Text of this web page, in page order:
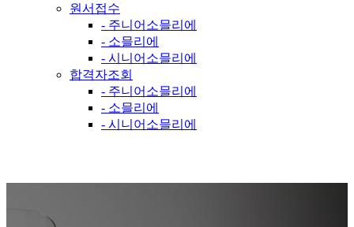
원서접수
- 주니어소믈리에
- 소믈리에
- 시니어소믈리에
합격자조회
- 주니어소믈리에
- 소믈리에
- 시니어소믈리에